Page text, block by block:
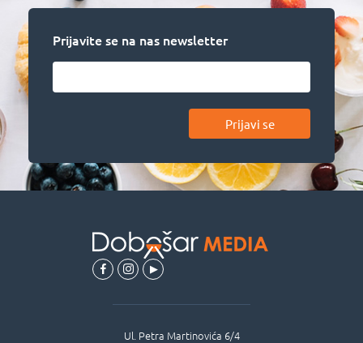
Prijavite se na nas newsletter
Prijavi se
Ul. Petra Martinovića 6/4